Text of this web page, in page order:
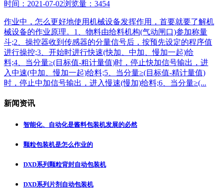
时间：2021-07-02浏览量：3454
作业中，怎么更好地使用机械设备发挥作用，首要就要了解机
械设备的作业原理。1、物料由给料机构(气动闸口)参加称量
斗;2、操控器收到传感器的分量信号后，按预先设定的程序值
进行操控;3、开始时进行快速(快加、中加、慢加一起)给
料;4、当分量≥(目标值-粗计量值)时，停止快加信号输出，进
入中速(中加、慢加一起)给料;5、当分量≥(目标值-精计量值)
时，停止中加信号输出，进入慢速(慢加)给料;6、当分量≥(...
新闻资讯
智能化、自动化是酱料包装机发展的必然
颗粒包装机是怎么作业的
DXD系列颗粒背封自动包装机
DXD系列片剂自动包装机